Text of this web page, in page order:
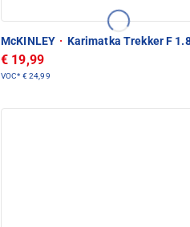
McKINLEY · Karimatka Trekker F
€ 19,99
VOC* € 24,99